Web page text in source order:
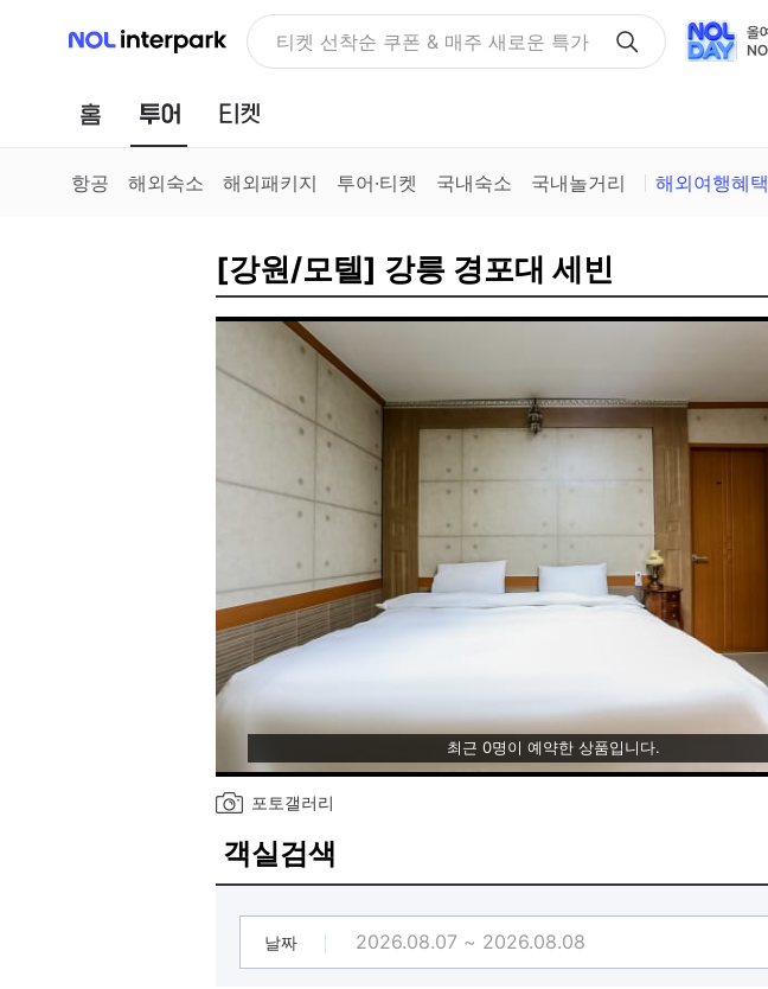
NOL 인터파크 NOLDAY, 최대 70% 여행 혜택
홈 투어
항공 해외숙소 해외패키지 투어·티켓 국내숙소 국내놀거리 해외여행혜택
[강원/모텔] 강릉 경포대 세빈
최근 0명이 예약한 상품입니다.
포토갤러리
객실검색
날짜